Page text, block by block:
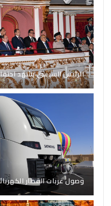
الرئيس السيسي يشهد
وصول عربات القطار